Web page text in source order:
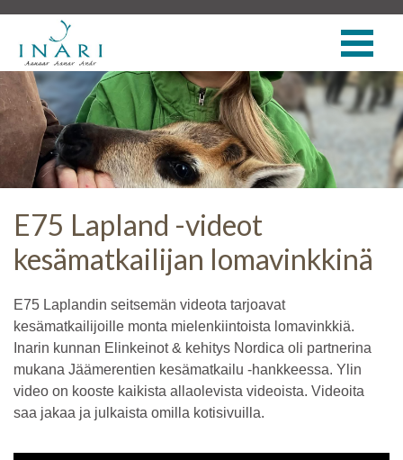
E75 Lapland -videot
kesämatkailijan lomavinkkinä
E75 Laplandin seitsemän videota tarjoavat
kesämatkailijoille monta mielenkiintoista lomavinkkiä.
Inarin kunnan Elinkeinot & kehitys Nordica oli partnerina
mukana Jäämerentien kesämatkailu -hankkeessa. Ylin
video on kooste kaikista allaolevista videoista. Videoita
saa jakaa ja julkaista omilla kotisivuilla.